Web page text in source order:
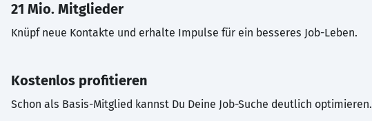
21 Mio. Mitglieder
Knüpf neue Kontakte und erhalte Impulse für ein besseres Job-Leben.
Kostenlos profitieren
Schon als Basis-Mitglied kannst Du Deine Job-Suche deutlich optimieren.